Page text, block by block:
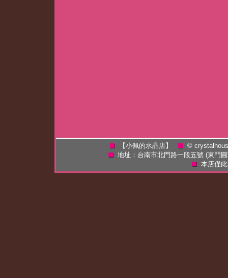
【小佩的水晶店】 ©
地址：台南市北門路一段五號 (東門
本店僅